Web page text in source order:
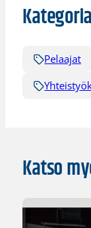
Pelaajat
Katso